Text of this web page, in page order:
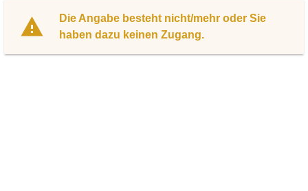
Die Angabe besteht nicht/mehr oder Sie
haben dazu keinen Zugang.